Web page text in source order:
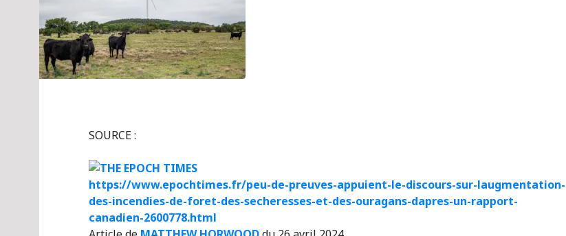
SOURCE :
https://www.epochtimes.fr/peu-de-preuves-appuient-le-discours-sur-laugmentation-
des-incendies-de-foret-des-secheresses-et-des-ouragans-dapres-un-rapport-
canadien-2600778.html